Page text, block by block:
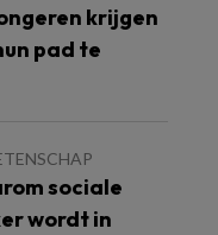
krijgen
pad te
sociale
wordt in